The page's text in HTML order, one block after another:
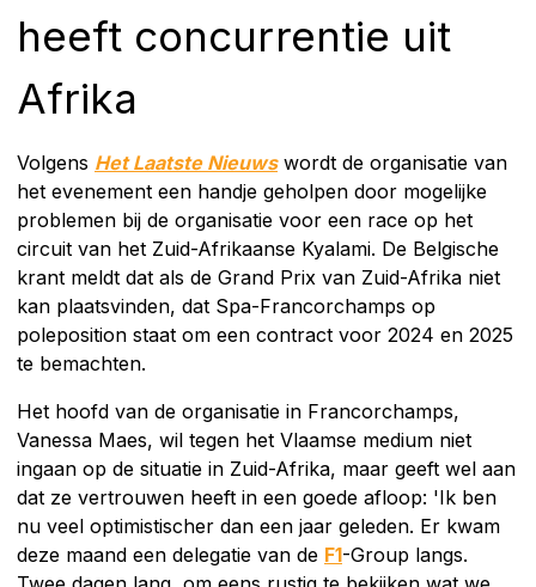
heeft concurrentie uit
Afrika
Volgens Het Laatste Nieuwswordt de organisatie van
het evenement een handje geholpen door mogelijke
problemen bij de organisatie voor een race op het
circuit van het Zuid-Afrikaanse Kyalami. De Belgische
krant meldt dat als de Grand Prix van Zuid-Afrika niet
kan plaatsvinden, dat Spa-Francorchamps op
poleposition staat om een contract voor 2024 en 2025
te bemachten.
Het hoofd van de organisatie in Francorchamps,
Vanessa Maes, wil tegen het Vlaamse medium niet
ingaan op de situatie in Zuid-Afrika, maar geeft wel aan
dat ze vertrouwen heeft in een goede afloop: 'Ik ben
nu veel optimistischer dan een jaar geleden. Er kwam
deze maand een delegatie van de F1-Group langs.